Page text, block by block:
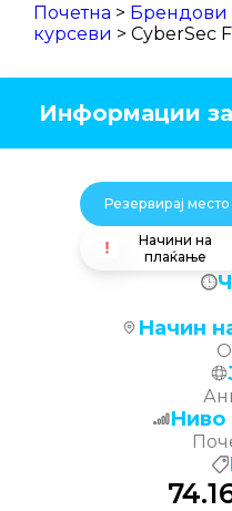
Почетна > Брендови
курсеви > CyberSec
Информации
Резервирај место
Начини на
плаќање
Начин
Ниво